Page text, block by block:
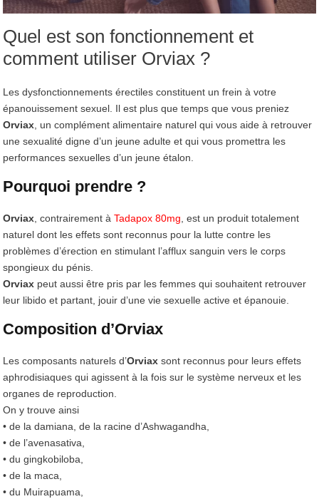
Quel est son fonctionnement et
comment utiliser Orviax ?
Les dysfonctionnements érectiles constituent un frein à votre
épanouissement sexuel. Il est plus que temps que vous preniez
Orviax, un complément alimentaire naturel qui vous aide à retrouver
une sexualité digne d’un jeune adulte et qui vous promettra les
performances sexuelles d’un jeune étalon.
Pourquoi prendre ?
Orviax, contrairement àTadapox 80mg, est un produit totalement
naturel dont les effets sont reconnus pour la lutte contre les
problèmes d’érection en stimulant l’afflux sanguin vers le corps
spongieux du pénis.
Orviax peut aussi être pris par les femmes qui souhaitent retrouver
leur libido et partant, jouir d’une vie sexuelle active et épanouie.
Composition d’Orviax
Les composants naturels d’Orviax sont reconnus pour leurs effets
aphrodisiaques qui agissent à la fois sur le système nerveux et les
organes de reproduction.
On y trouve ainsi
• de la damiana, de la racine d’Ashwagandha,
• de l’avenasativa,
• du gingkobiloba,
• de la maca,
• du Muirapuama,